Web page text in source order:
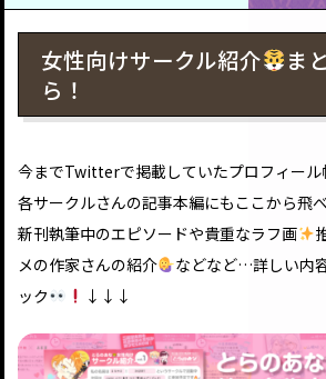
女性向けサークル紹介
ま
ら！
今までTwitterで掲載していたプロフィール
各サークルさんの記事本編にもここから飛
新刊執筆中のエピソードや貴重なラフ画
メの作家さんの紹介
などなど…詳しい内
ック
↓↓↓